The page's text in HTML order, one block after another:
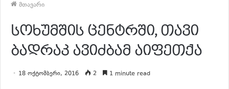
მთავარი
სოხუმშის ცენტრში, თავი
ბადრაკ ავიძბამ აიფეთქა
18 ოქტომბერი, 2016 2 1 minute read